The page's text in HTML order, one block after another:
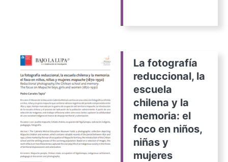
La fotografía
reduccional, la
escuela
chilena y la
memoria: el
foco en niños,
niñas y
mujeres